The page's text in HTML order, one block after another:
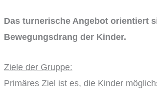
Das turnerische Angebot orientiert
Bewegungsdrang der Kinder.
Ziele der Gruppe:
Primäres Ziel ist es, die Kinder